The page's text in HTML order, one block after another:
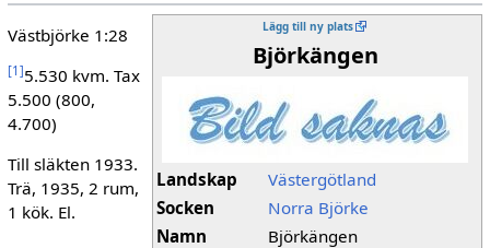
Lägg till ny plats
Björkängen
Landskap
Västergötland
Socken
Norra Björke
Namn
Björkängen
Västbjörke 1:28
[1 ]5.530 kvm. Tax
5.500 (800,
4.700)
Till släkten 1933.
Trä, 1935, 2 rum,
1 kök. El.